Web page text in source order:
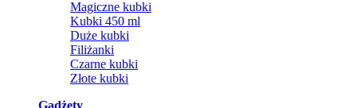
Magiczne kubki
Kubki 450 ml
Duże kubki
Filiżanki
Czarne kubki
Złote kubki
Gadżety